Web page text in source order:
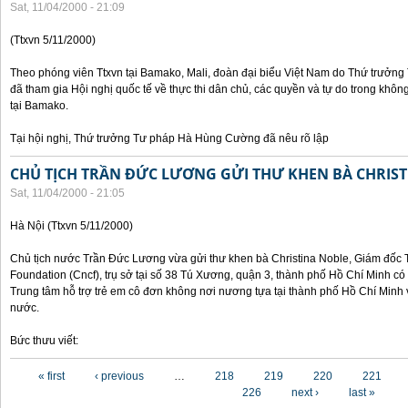
Sat, 11/04/2000 - 21:09
(Ttxvn 5/11/2000)
Theo phóng viên Ttxvn tại Bamako, Mali, đoàn đại biểu Việt Nam do Thứ
đã tham gia Hội nghị quốc tế về thực thi dân chủ, các quyền và tự do trong
tại Bamako.
Tại hội nghị, Thứ trưởng Tư pháp Hà Hùng Cường đã nêu rõ lập
CHỦ TỊCH TRẦN ĐỨC LƯƠNG GỬI THƯ KHEN BÀ
Sat, 11/04/2000 - 21:05
Hà Nội (Ttxvn 5/11/2000)
Chủ tịch nước Trần Đức Lương vừa gửi thư khen bà Christina Noble, Giám đốc
Foundation (Cncf), trụ sở tại số 38 Tú Xương, quận 3, thành phố Hồ Chí Minh
Trung tâm hỗ trợ trẻ em cô đơn không nơi nương tựa tại thành phố Hồ Chí Minh
nước.
Bức thưu viết:
« first ‹ previous … 218 219 220
221
226
next › last »